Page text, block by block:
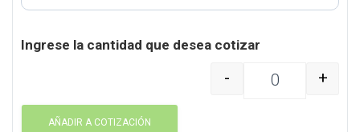
Ingrese la cantidad que desea cotizar
Banda Sport LED IL-
- +
AÑADIR A COTIZACIÓN